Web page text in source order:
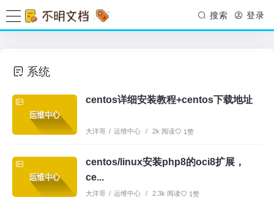
搜索 登录
系统
centos详细安装教程+centos下载地址
大洋哥 / 运维中心 / 2k 阅读 1赞
centos/linux安装php8的oci8扩展，
ce...
大洋哥 / 运维中心 / 2.3k 阅读 1赞